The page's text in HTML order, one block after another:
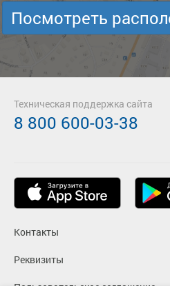
Посмотреть
Контакты
Реквизиты
Техническая поддержка сайта
8 800 600-03-38